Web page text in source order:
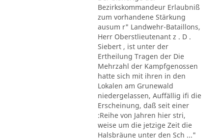
Bezirkskommandeur Erlaubniß
zum vorhandene Stärkung
ausum r" Landwehr-Bataillons,
Herr Oberstlieutenant z . D .
Siebert , ist unter der
Ertheilung Tragen der Die
Mehrzahl der Kampfgenossen
hatte sich mit ihren in den
Lokalen am Grunewald
niedergelassen, Auffällig ifi die
Erscheinung, daß seit einer
:Reihe von Jahren hier stri,
weise um die jetzige Zeit die
Halsbräune unter den Sch ..."